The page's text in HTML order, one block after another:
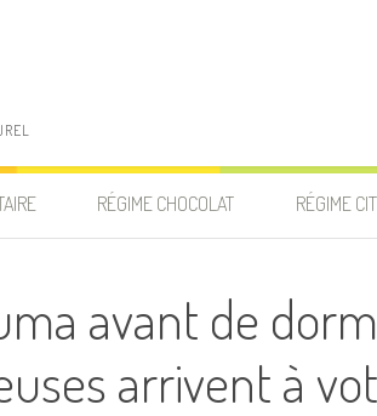
RÉGIME CHOCOLAT RÉGIME
avant de
arrivent à